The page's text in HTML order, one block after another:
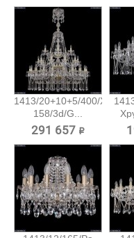
1413/20+10+5/400/XL-
158/3d/G...
291 657 ₽